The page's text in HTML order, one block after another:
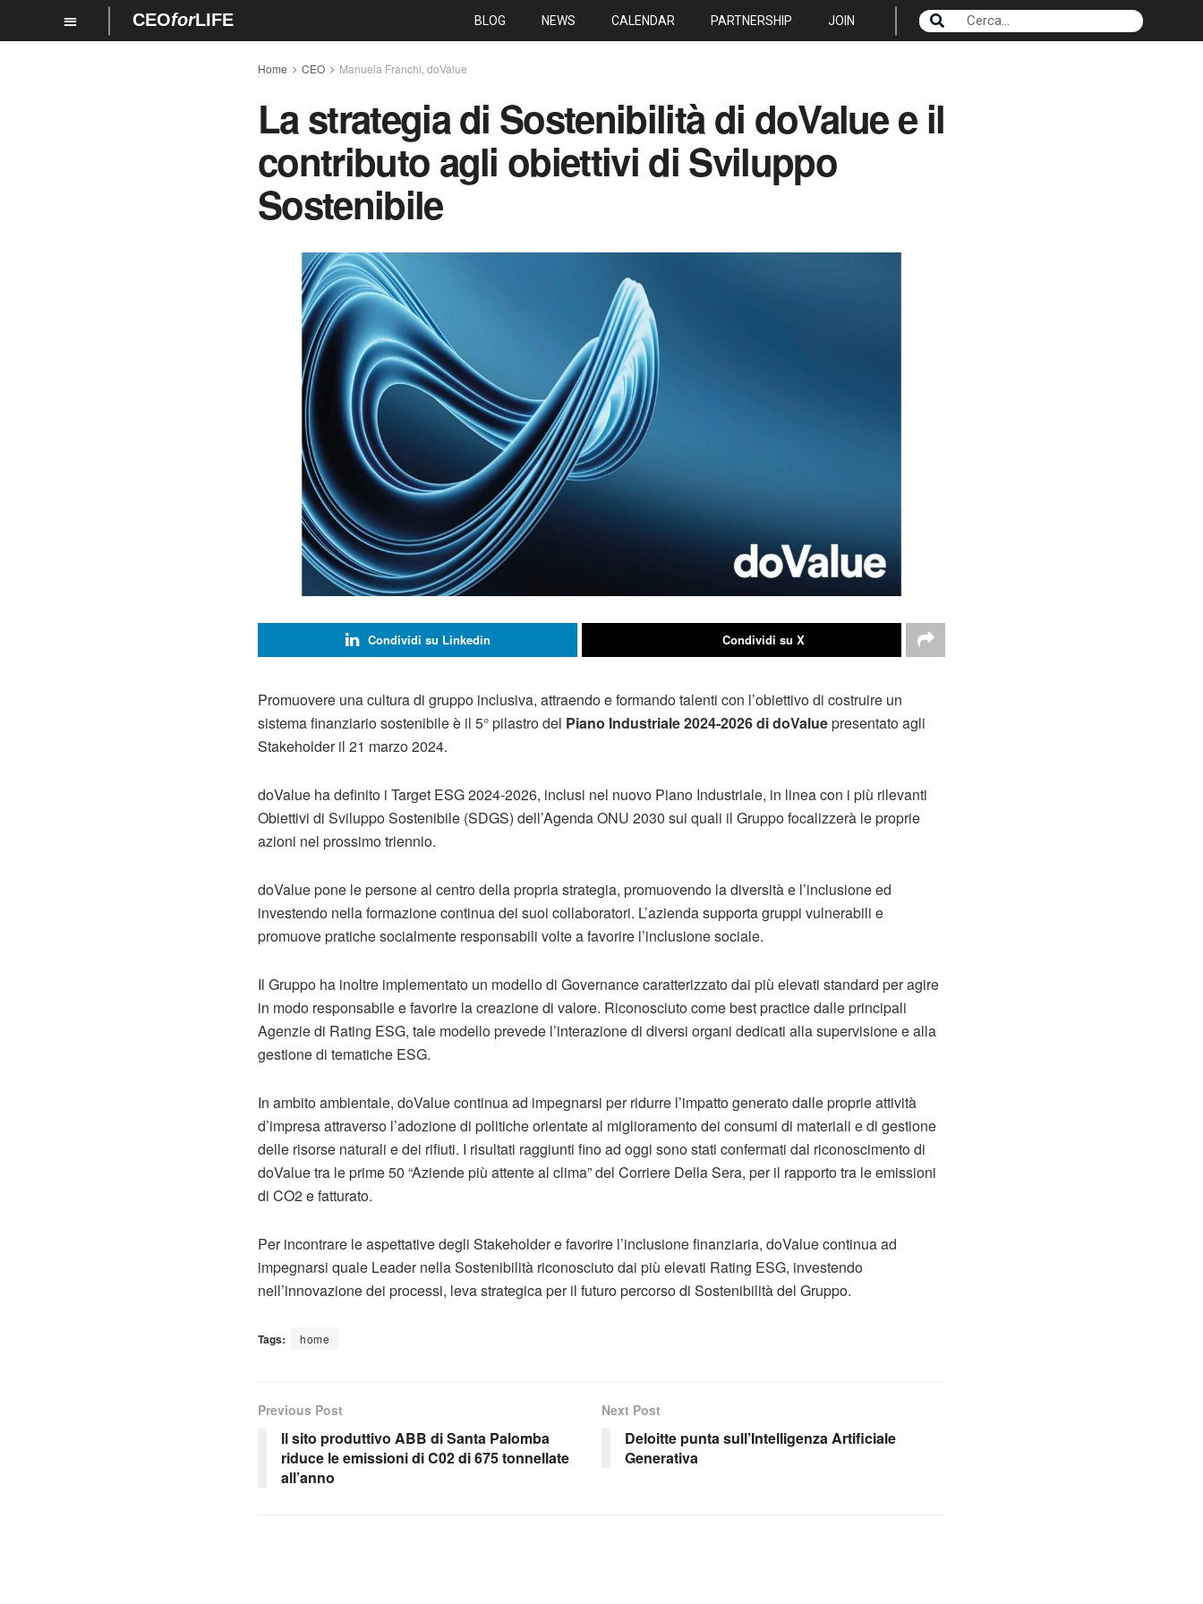
CEOforLIFE BLOG NEWS CALENDAR PARTNERSHIP JOIN
Home CEO Manuela Franchi, doValue
La strategia di Sostenibilità di doValue e il
contributo agli obiettivi di Sviluppo
Sostenibile
Condividi su Linkedin Condividi su X
Promuovere una cultura di gruppo inclusiva, attraendo e formando talenti con l’obiettivo di costruire un
sistema finanziario sostenibile è il 5° pilastro del Piano Industriale 2024-2026 di doValuepresentato agli
Stakeholder il 21 marzo 2024.
doValue ha definito i Target ESG 2024-2026, inclusi nel nuovo Piano Industriale, in linea con i più rilevanti
Obiettivi di Sviluppo Sostenibile (SDGS) dell’Agenda ONU 2030 sui quali il Gruppo focalizzerà le proprie
azioni nel prossimo triennio.
doValue pone le persone al centro della propria strategia, promuovendo la diversità e l’inclusione ed
investendo nella formazione continua dei suoi collaboratori. L’azienda supporta gruppi vulnerabili e
promuove pratiche socialmente responsabili volte a favorire l’inclusione sociale.
Il Gruppo ha inoltre implementato un modello di Governance caratterizzato dai più elevati standard per agire
in modo responsabile e favorire la creazione di valore. Riconosciuto come best practice dalle principali
Agenzie di Rating ESG, tale modello prevede l’interazione di diversi organi dedicati alla supervisione e alla
gestione di tematiche ESG.
In ambito ambientale, doValue continua ad impegnarsi per ridurre l’impatto generato dalle proprie attività
d’impresa attraverso l’adozione di politiche orientate al miglioramento dei consumi di materiali e di gestione
delle risorse naturali e dei rifiuti. I risultati raggiunti fino ad oggi sono stati confermati dal riconoscimento di
doValue tra le prime 50 “Aziende più attente al clima” del Corriere Della Sera, per il rapporto tra le emissioni
di CO2 e fatturato.
Per incontrare le aspettative degli Stakeholder e favorire l’inclusione finanziaria, doValue continua ad
impegnarsi quale Leader nella Sostenibilità riconosciuto dai più elevati Rating ESG, investendo
nell’innovazione dei processi, leva strategica per il futuro percorso di Sostenibilità del Gruppo.
Tags: home
Previous Post
ll sito produttivo ABB di Santa Palomba
riduce le emissioni di C02 di 675 tonnellate
all’anno
Next Post
Deloitte punta sull’Intelligenza Artificiale
Generativa